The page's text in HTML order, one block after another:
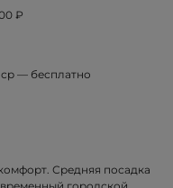
₽
ср — бесплатно
Средняя посадка